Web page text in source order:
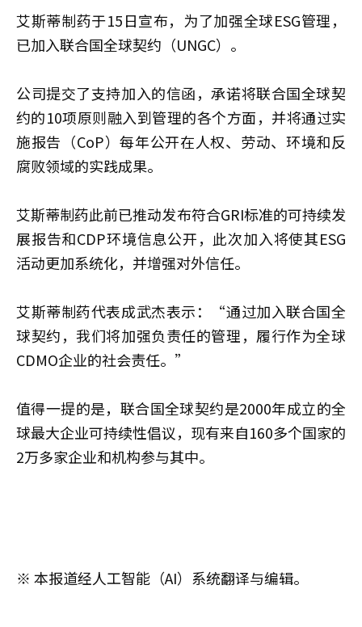
艾斯蒂制药于15日宣布，为了加强全球ESG管理，
已加入联合国全球契约（UNGC）。
公司提交了支持加入的信函，承诺将联合国全球契
约的10项原则融入到管理的各个方面，并将通过实
施报告（CoP）每年公开在人权、劳动、环境和反
腐败领域的实践成果。
艾斯蒂制药此前已推动发布符合GRI标准的可持续发
展报告和CDP环境信息公开，此次加入将使其ESG
活动更加系统化，并增强对外信任。
艾斯蒂制药代表成武杰表示：“通过加入联合国全
球契约，我们将加强负责任的管理，履行作为全球
CDMO企业的社会责任。”
值得一提的是，联合国全球契约是2000年成立的全
球最大企业可持续性倡议，现有来自160多个国家的
2万多家企业和机构参与其中。
※ 本报道经人工智能（AI）系统翻译与编辑。